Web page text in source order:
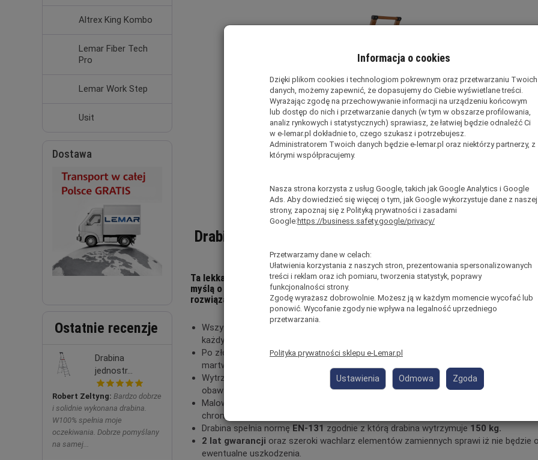
Drabina aluminiowa Drewniano Drewniana Slim Space
Ta lekka, mobilna i niezwykle wygodna w magazynowaniu drabina została
myślą o osobach poszukujących nie tylko praktycznego, ale także estetycznego
rozwiązania.
Wszystkie stopnie drabiny są tych samych wymiarów dzięki czemu możesz
każdym z takim samym komfortem oraz bezpieczeństwem.
Po złożeniu zajmuje jedynie6 cmmożna ją wsunąć za meble i trzymać w domu nie
martwiąc się, że zajmie dużo miejsca.
Wytrzymała konstrukcja oraz łatwa konstrukcja zapewniają długie lata eksploatacji
obaw o uszkodzenia.
Malowane proszkowo aluminium sprawia, że drabina prezentuje się estetycznie i
chroni przed utlenianiem się w wyniku czego nie brudzi rąk.
Drabina spełnia normęEN-131zgodnie z którą drabina wytrzymuje150 kg.
2 lat gwarancji oraz szeroki wachlarz elementów zamiennych sprawi iż nie będzie
ewentualne uszkodzenia.
Altrex King Kombo
Lemar Fiber Tech
Pro
Lemar Work Step
Usit
Dostawa
Ostatnie recenzje
Drabina
jednostr...
Robert Zeltyng: Bardzo dobrze
i solidnie wykonana drabina.
W100% spełnia moje
oczekiwania. Dobrze pomyślany
na samej...
Informacja o cookies
Dzięki plikom cookies i technologiom pokrewnym oraz przetwarzaniu Twoich
danych, możemy zapewnić, że dopasujemy do Ciebie wyświetlane treści.
Wyrażając zgodę na przechowywanie informacji na urządzeniu końcowym
lub dostęp do nich i przetwarzanie danych (w tym w obszarze profilowania,
analiz rynkowych i statystycznych) sprawiasz, że łatwiej będzie odnaleźć Ci
w e-lemar.pl dokładnie to, czego szukasz i potrzebujesz.
Administratorem Twoich danych będzie e-lemar.pl oraz niektórzy partnerzy, z
którymi współpracujemy.
Nasza strona korzysta z usług Google, takich jak Google Analytics i Google
Ads. Aby dowiedzieć się więcej o tym, jak Google wykorzystuje dane z naszej
strony, zapoznaj się z Polityką prywatności i zasadami
Google: https://business.safety.google/privacy/
Przetwarzamy dane w celach:
Ułatwienia korzystania z naszych stron, prezentowania spersonalizowanych
treści i reklam oraz ich pomiaru, tworzenia statystyk, poprawy
funkcjonalności strony.
Zgodę wyrażasz dobrowolnie. Możesz ją w każdym momencie wycofać lub
ponowić. Wycofanie zgody nie wpływa na legalność uprzedniego
przetwarzania.
Polityka prywatności sklepu e-Lemar.pl
Ustawienia Odmowa Zgoda